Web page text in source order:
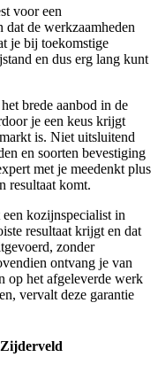
voor een
de werkzaamheden
je bij toekomstige
en dus erg lang kunt
brede aanbod in de
je een keus krijgt
is. Niet uitsluitend
en soorten bevestiging
met je meedenkt plus
resultaat komt.
kozijnspecialist in
resultaat krijgt en dat
zonder
ontvang je van
op het afgeleverde werk
vervalt deze garantie